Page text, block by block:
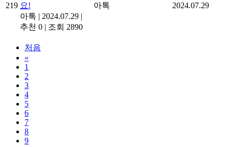
219 요!
아톡 | 2024.07.29 |
추천 0 | 조회 2890
아톡 2024.07.29
처음
«
1
2
3
4
5
6
7
8
9